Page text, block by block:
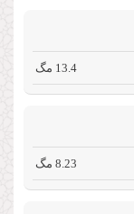
13.4 مگ
8.23 مگ